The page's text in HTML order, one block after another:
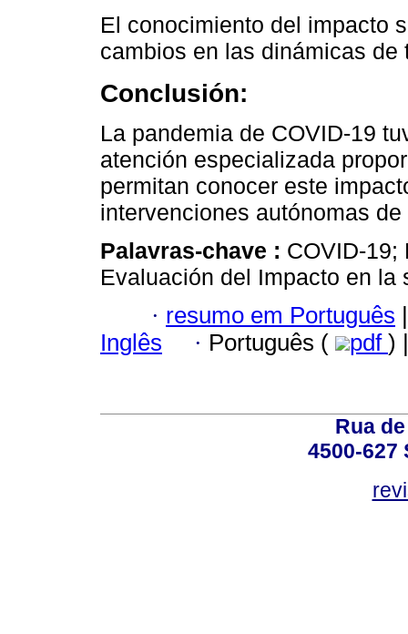
El conocimiento del impacto
cambios en las dinámicas
Conclusión:
La pandemia de COVID-19
atención especializada
permitan conocer este
intervenciones autónomas
Palavras-chave : COVID-19;
Evaluación del Impacto en la
· resumo em Português
Inglês
· Português ( pdf )
Rua
4500-627